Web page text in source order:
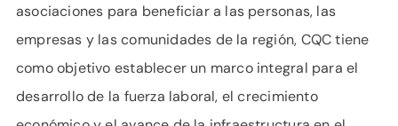
asociaciones para beneficiar a las personas, las
empresas y las comunidades de la región, CQC tiene
como objetivo establecer un marco integral para el
desarrollo de la fuerza laboral, el crecimiento